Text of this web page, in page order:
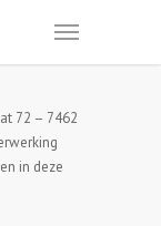
72 – 7462
in deze